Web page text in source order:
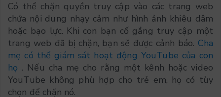
Có thể chặn quyền truy cập vào các trang web
chứa nội dung nhạy cảm như hình ảnh khiêu dâm
hoặc bạo lực. Khi con bạn cố gắng truy cập một
trang web đã bị chặn, bạn sẽ được cảnh báo. Cha
mẹ có thể giám sát hoạt động YouTube của con
họ . Nếu cha mẹ cho rằng một kênh hoặc video
YouTube không phù hợp cho trẻ em, họ có tùy
chọn để chặn nó.